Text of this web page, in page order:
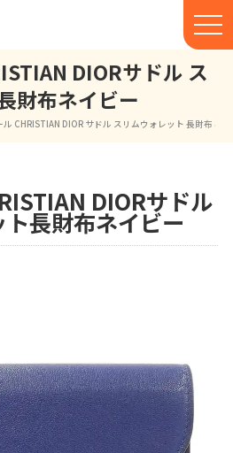
DIORサドル ス
財布ネイビー
ル CHRISTIAN DIOR サドル スリムウォレット 長財布 ネ
DIORサドル
長財布ネイビー